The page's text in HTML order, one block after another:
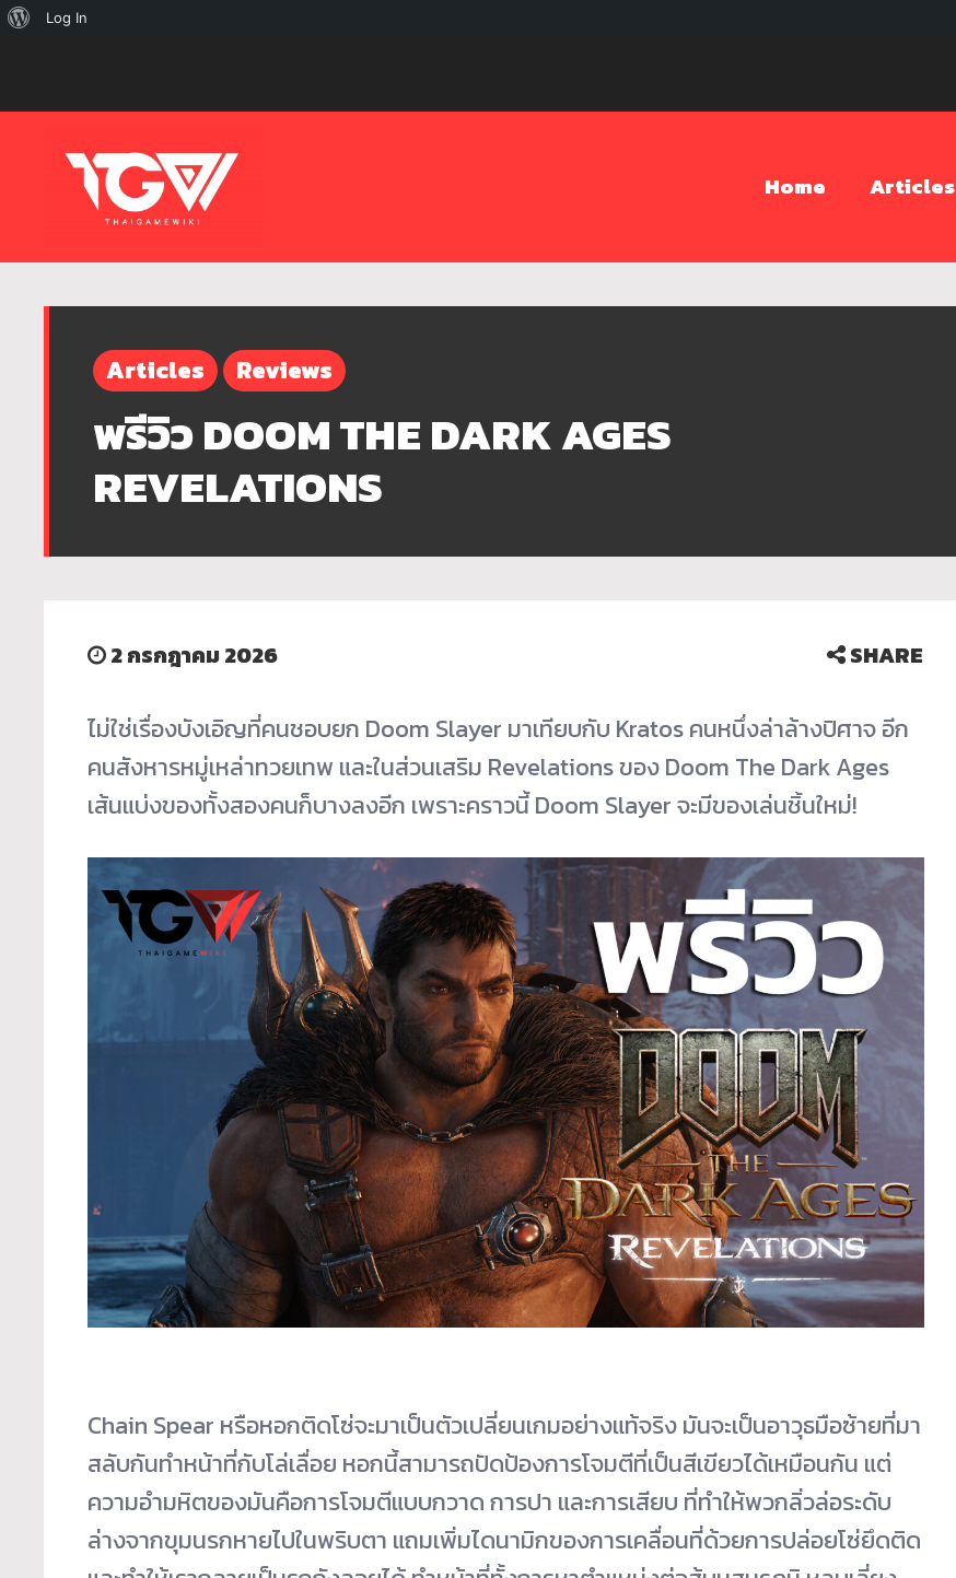
Home Articles
Articles Reviews
พรีวิว DOOM THE DARK AGES
REVELATIONS
2 กรกฎาคม 2026 SHARE
ไม่ใช่เรื่องบังเอิญที่คนชอบยก Doom Slayer มาเทียบกับ Kratos คนหนึ่งล่าล้างปิศาจ อีก
คนสังหารหมู่เหล่าทวยเทพ และในส่วนเสริม Revelations ของ Doom The Dark Ages
เส้นแบ่งของทั้งสองคนก็บางลงอีก เพราะคราวนี้ Doom Slayer จะมีของเล่นชิ้นใหม่!
Chain Spear หรือหอกติดโซ่จะมาเป็นตัวเปลี่ยนเกมอย่างแท้จริง มันจะเป็นอาวุธมือซ้ายที่มา
สลับกันทำหน้าที่กับโล่เลื่อย หอกนี้สามารถปัดป้องการโจมตีที่เป็นสีเขียวได้เหมือนกัน แต่
ความอำมหิตของมันคือการโจมตีแบบกวาด การปา และการเสียบ ที่ทำให้พวกลิ่วล่อระดับ
ล่างจากขุมนรกหายไปในพริบตา แถมเพิ่มไดนามิกของการเคลื่อนที่ด้วยการปล่อยโซ่ยึดติด
เกี่ยวLog In